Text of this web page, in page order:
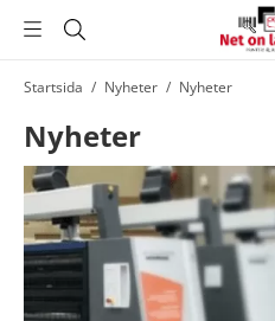
Hoppa
huvudnavigeringHoppa
huvudinnehållet
Startsida / Nyheter / Nyheter
Nyheter